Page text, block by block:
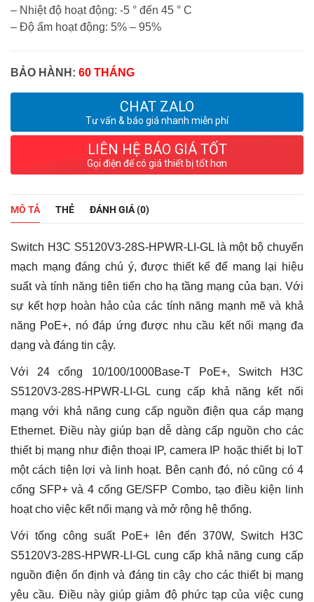
– Nhiệt độ hoạt động: -5 ° đến 45 ° C
– Độ ẩm hoạt động: 5% – 95%
BẢO HÀNH: 60 THÁNG
CHAT ZALO
Tư vấn & báo giá nhanh miễn phí
LIÊN HỆ BÁO GIÁ TỐT
Gọi điện để có giá thiết bị tốt hơn
MÔ TẢ THẺ ĐÁNH GIÁ (0)
Switch H3C S5120V3-28S-HPWR-LI-GL là một bộ chuyển
mạch mạng đáng chú ý, được thiết kế để mang lại hiệu
suất và tính năng tiên tiến cho hạ tầng mạng của bạn. Với
sự kết hợp hoàn hảo của các tính năng mạnh mẽ và khả
năng PoE+, nó đáp ứng được nhu cầu kết nối mạng đa
dạng và đáng tin cậy.
Với 24 cổng 10/100/1000Base-T PoE+, Switch H3C
S5120V3-28S-HPWR-LI-GL cung cấp khả năng kết nối
mạng với khả năng cung cấp nguồn điện qua cáp mạng
Ethernet. Điều này giúp bạn dễ dàng cấp nguồn cho các
thiết bị mạng như điện thoại IP, camera IP hoặc thiết bị IoT
một cách tiện lợi và linh hoạt. Bên cạnh đó, nó cũng có 4
cổng SFP+ và 4 cổng GE/SFP Combo, tạo điều kiện linh
hoạt cho việc kết nối mạng và mở rộng hệ thống.
Với tổng công suất PoE+ lên đến 370W, Switch H3C
S5120V3-28S-HPWR-LI-GL cung cấp khả năng cung cấp
nguồn điện ổn định và đáng tin cậy cho các thiết bị mạng
yêu cầu. Điều này giúp giảm độ phức tạp của việc cung